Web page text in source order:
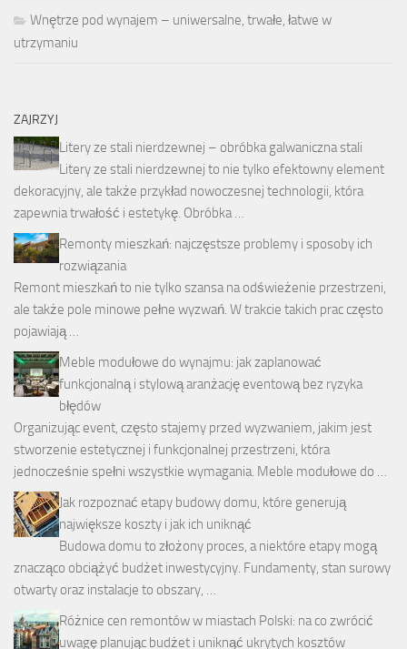
Wnętrze pod wynajem – uniwersalne, trwałe, łatwe w
utrzymaniu
ZAJRZYJ
Litery ze stali nierdzewnej – obróbka galwaniczna stali
Litery ze stali nierdzewnej to nie tylko efektowny element
dekoracyjny, ale także przykład nowoczesnej technologii, która
zapewnia trwałość i estetykę. Obróbka …
Remonty mieszkań: najczęstsze problemy i sposoby ich
rozwiązania
Remont mieszkań to nie tylko szansa na odświeżenie przestrzeni,
ale także pole minowe pełne wyzwań. W trakcie takich prac często
pojawiają …
Meble modułowe do wynajmu: jak zaplanować
funkcjonalną i stylową aranżację eventową bez ryzyka
błędów
Organizując event, często stajemy przed wyzwaniem, jakim jest
stworzenie estetycznej i funkcjonalnej przestrzeni, która
jednocześnie spełni wszystkie wymagania. Meble modułowe do …
Jak rozpoznać etapy budowy domu, które generują
największe koszty i jak ich uniknąć
Budowa domu to złożony proces, a niektóre etapy mogą
znacząco obciążyć budżet inwestycyjny. Fundamenty, stan surowy
otwarty oraz instalacje to obszary, …
Różnice cen remontów w miastach Polski: na co zwrócić
uwagę planując budżet i uniknąć ukrytych kosztów